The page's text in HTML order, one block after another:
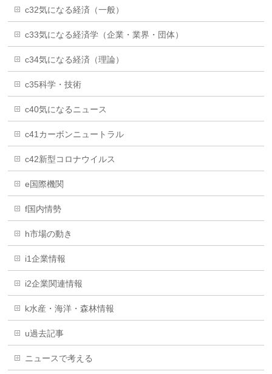
c32気になる経済（一般）
c33気になる経済学（企業・業界・団体）
c34気になる経済（理論）
c35科学・技術
c40気になるニュース
c41カーボンニュートラル
c42新型コロナウイルス
e国際機関
f国内情勢
h市場の動き
i1企業情報
i2企業関連情報
k水産・海洋・森林情報
u過去記事
ニュースで考える